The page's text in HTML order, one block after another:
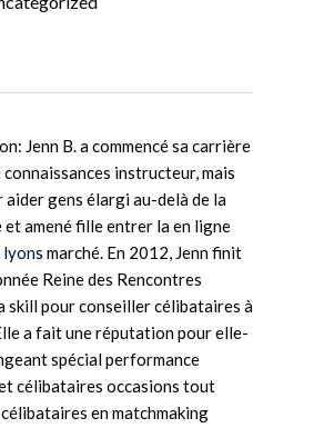
Jenn B. a commencé sa carrière
connaissances instructeur, mais
gens élargi au-delà de la
et amené fille entrer la en ligne
lyons marché. En 2012, Jenn finit
Reine des Rencontres
skill pour conseiller célibataires à
a fait une réputation pour elle-
spécial performance
célibataires occasions tout
en matchmaking